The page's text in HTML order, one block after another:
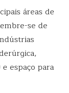
áreas de
se de
espaço para